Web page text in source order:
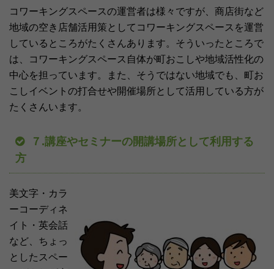
コワーキングスペースの運営者は様々ですが、商店街など
地域の空き店舗活用策としてコワーキングスペースを運営
しているところがたくさんあります。そういったところで
は、コワーキングスペース自体が町おこしや地域活性化の
中心を担っています。また、そうではない地域でも、町お
こしイベントの打合せや開催場所として活用している方が
たくさんいます。
７.講座やセミナーの開講場所として利用する
方
美文字・カラ
ーコーディネ
イト・英会話
など、ちょっ
としたスペー